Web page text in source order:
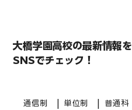
大橋学園高校の最新情報を
SNSでチェック！
通信制 単位制 普通科